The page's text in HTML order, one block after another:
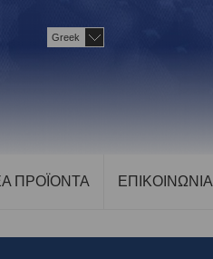
Greek
ΠΡΟΪΟΝΤΑ ΕΠΙΚΟΙΝΩΝΙΑ